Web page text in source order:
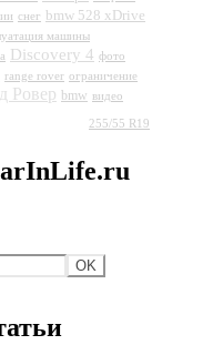
снег bmw 528 xDrive
машины
Discovery 4 фото
range rover ограничение
Ровер bmw видео
255/55 R19